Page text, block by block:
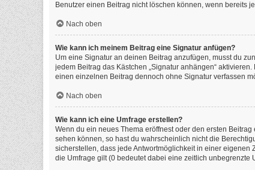
Benutzer einen Beitrag nicht löschen können, wenn bereits
Nach oben
Wie kann ich meinem Beitrag eine Signatur anfügen?
Um eine Signatur an deinen Beitrag anzufügen, musst du
jedem Beitrag das Kästchen „Signatur anhängen“
einen einzelnen Beitrag dennoch ohne Signatur verfassen
Nach oben
Wie kann ich eine Umfrage erstellen?
Wenn du ein neues Thema eröffnest oder den ersten
sehen können, so hast du wahrscheinlich nicht die
sicherstellen, dass jede Antwortmöglichkeit in einer eigenen
die Umfrage gilt (0 bedeutet dabei eine zeitlich